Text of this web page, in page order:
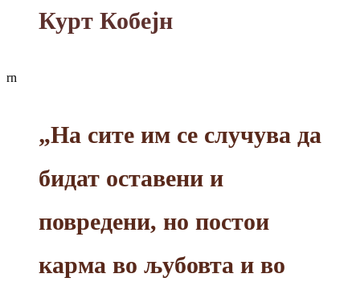
Курт Кобејн
rn
„На сите им се случува да
бидат оставени и
повредени, но постои
карма во љубовта и во